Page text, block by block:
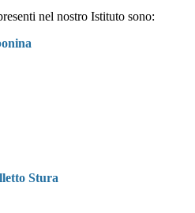
nel nostro Istituto sono:
Stura